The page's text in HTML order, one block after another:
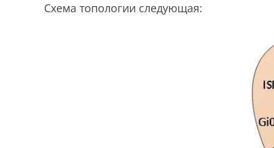
Схема топологии следующая: